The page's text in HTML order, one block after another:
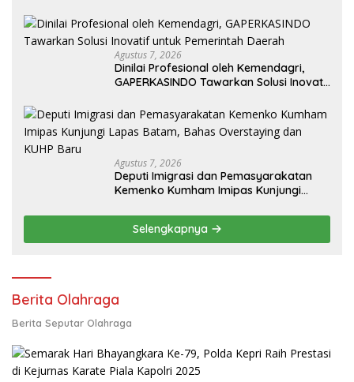
Agustus 7, 2026
Dinilai Profesional oleh Kemendagri,
GAPERKASINDO Tawarkan Solusi Inovatif
Agustus 7, 2026
Deputi Imigrasi dan Pemasyarakatan
Kemenko Kumham Imipas Kunjungi
KUHP Baru
Selengkapnya
Berita Olahraga
Berita Seputar Olahraga